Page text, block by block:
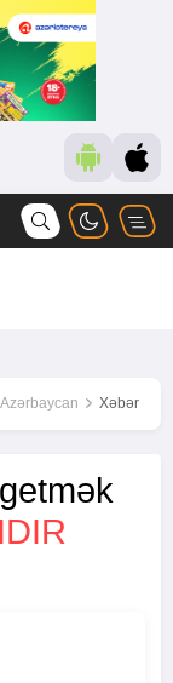
Azərbaycan Xəbər